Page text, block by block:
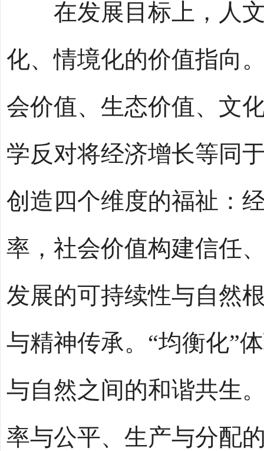
在发展目标上，人文
化、情境化的价值指向
会价值、生态价值、文
学反对将经济增长等同
创造四个维度的福祉：
率，社会价值构建信任
发展的可持续性与自然
与精神传承。“均衡化”
与自然之间的和谐共生
率与公平、生产与分配